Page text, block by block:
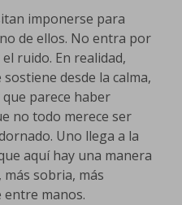
imponerse para
de ellos. No entra por
ruido. En realidad,
desde la calma,
parece haber
no todo merece ser
Uno llega a la
aquí hay una manera
sobria, más
entre manos.